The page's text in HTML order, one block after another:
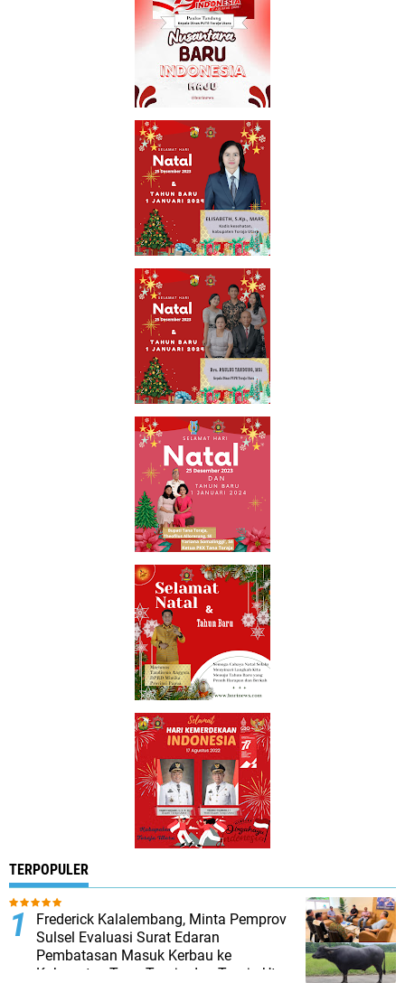
TERPOPULER
Frederick Kalalembang, Minta Pemprov
Sulsel Evaluasi Surat Edaran
Pembatasan Masuk Kerbau ke
Kabupaten Tana Toraja dan Toraja Utara